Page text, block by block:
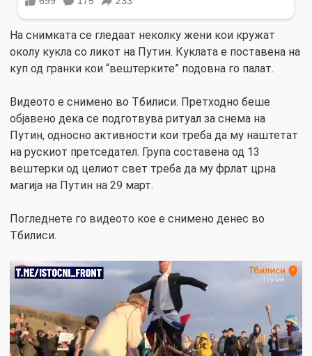
На снимката се гледаат неколку жени кои кружат
околу кукла со ликот на Путин. Куклата е поставена на
куп од гранки кои “вештерките” подовна го палат.
Видеото е снимено во Тбилиси. Претходно беше
објавено дека се подготвува ритуал за снема на
Путин, односно активности кои треба да му наштетат
на рускиот претседател. Група составена од 13
вештерки од целиот свет треба да му фрлат црна
магија на Путин на 29 март.
Погледнете го видеото кое е снимено денес во
Тбилиси.